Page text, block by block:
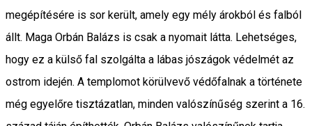
megépítésére is sor került, amely egy mély árokból és falból
állt. Maga Orbán Balázs is csak a nyomait látta. Lehetséges,
hogy ez a külső fal szolgálta a lábas jószágok védelmét az
ostrom idején. A templomot körülvevő védőfalnak a története
még egyelőre tisztázatlan, minden valószínűség szerint a 16.